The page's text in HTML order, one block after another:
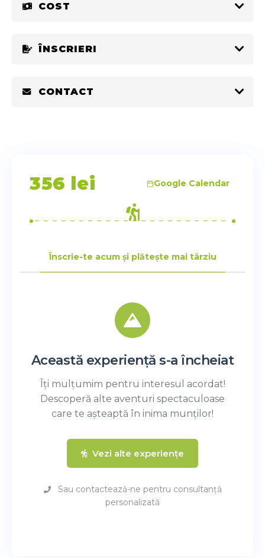
COST
ÎNSCRIERI
CONTACT
356 lei Google Calendar
Înscrie-te acum și plătește mai târziu
Această experiență s-a încheiat
Îți mulțumim pentru interesul acordat!
Descoperă alte aventuri spectaculoase
care te așteaptă în inima munților!
Vezi alte experiențe
Sau contactează-ne pentru consultanță
personalizată